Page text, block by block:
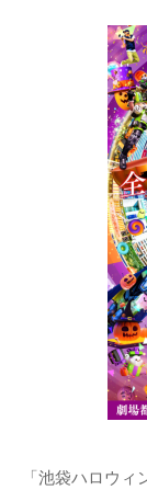
「池袋ハロウ